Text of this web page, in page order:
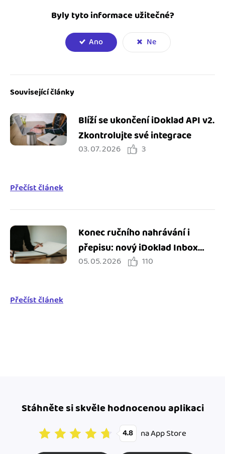
Byly tyto informace užitečné?
Ano Ne
Související články
Blíží se ukončení iDoklad API v2.
Zkontrolujte své integrace
03. 07. 2026 3
Přečíst článek
Konec ručního nahrávání i
přepisu: nový iDoklad Inbox
zjednodušuje práci s doklady
05. 05. 2026 110
Přečíst článek
Stáhněte si skvěle hodnocenou aplikaci
4.8 na App Store